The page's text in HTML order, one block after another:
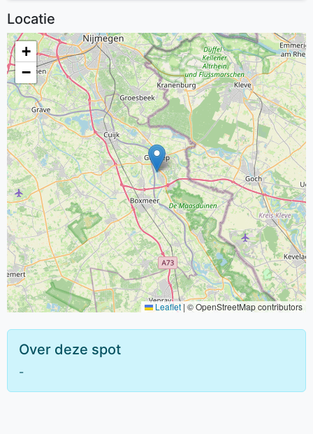
Locatie
+
−
Leaflet| © OpenStreetMap contributors
Over deze spot
-